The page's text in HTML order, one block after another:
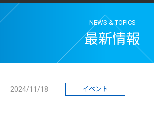
NEWS & TOPICS
最新情報
2024/11/18 イベント